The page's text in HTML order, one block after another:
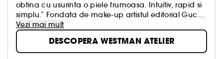
obtina cu usurinta o piele frumoasa. Intuitiv, rapid si
simplu.” Fondata de make-up artistul editorial Gucci
Westman, marca de produse cosmetice Westman
Atelier combina pigmenti de inalta performanta,
ingrediente active nutritive pentru ingrijirea pielii si
formule sigure. Rezultatul este un concept nou care
Vezi mai mult
DESCOPERA WESTMAN ATELIER